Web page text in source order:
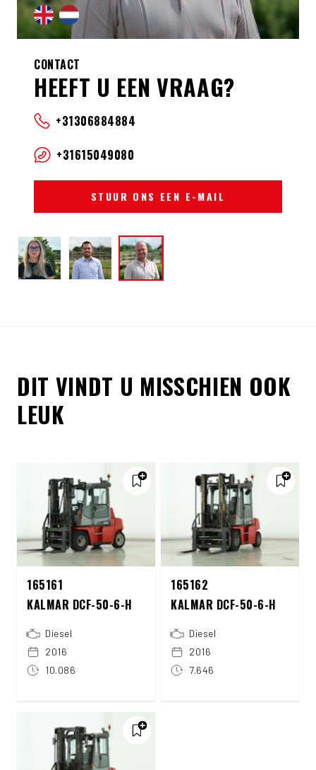
CONTACT
HEEFT U EEN VRAAG?
+31306884884
+31615049080
STUUR ONS EEN E-MAIL
DIT VINDT U MISSCHIEN OOK
LEUK
165161
KALMAR DCF-50-6-H
Diesel
2016
10.086
165162
KALMAR DCF-50-6-H
Diesel
2016
7.646